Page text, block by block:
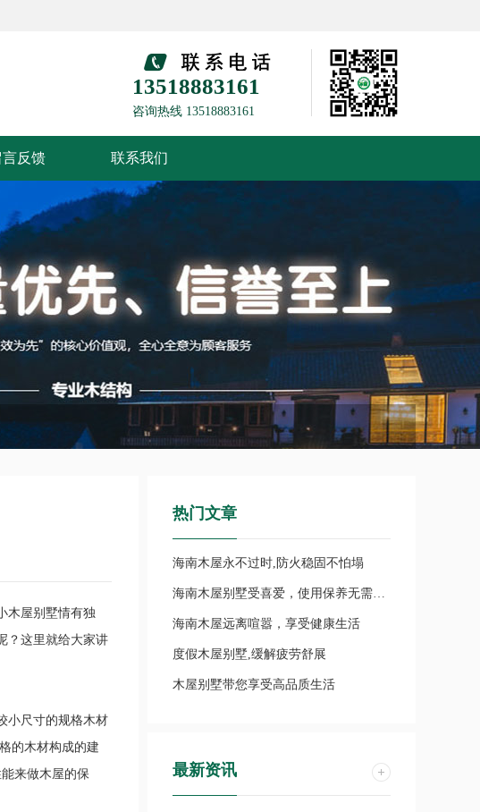
13518883161
咨询热线 13518883161
言反馈 联系我们
木屋别墅情有独
？这里就给大家讲
尺寸的规格木材
的木材构成的建
来做木屋的保
热门文章
海南木屋永不过时,防火稳固不怕塌
海南木屋别墅受喜爱，使用保养无需担忧
海南木屋远离喧嚣，享受健康生活
度假木屋别墅,缓解疲劳舒展
木屋别墅带您享受高品质生活
最新资讯